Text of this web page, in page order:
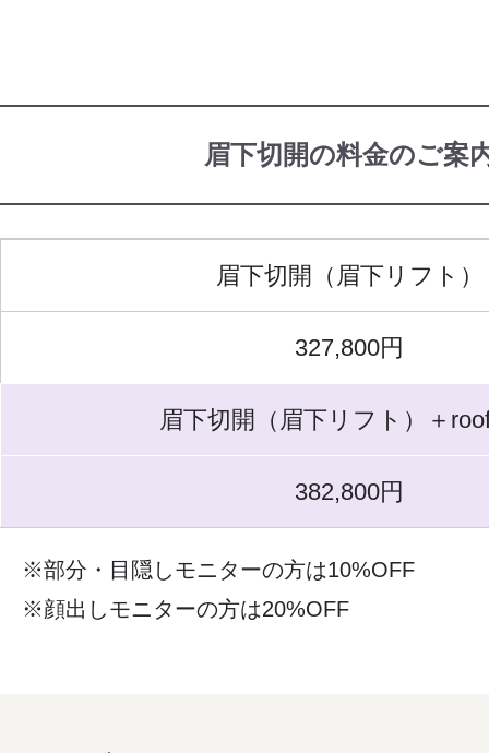
眉下切開の料金のご案
眉下切開（眉下リフト）
327,800円
眉下切開（眉下リフト）＋
382,800円
※部分・目隠しモニターの方は10%OFF
※顔出しモニターの方は20%OFF